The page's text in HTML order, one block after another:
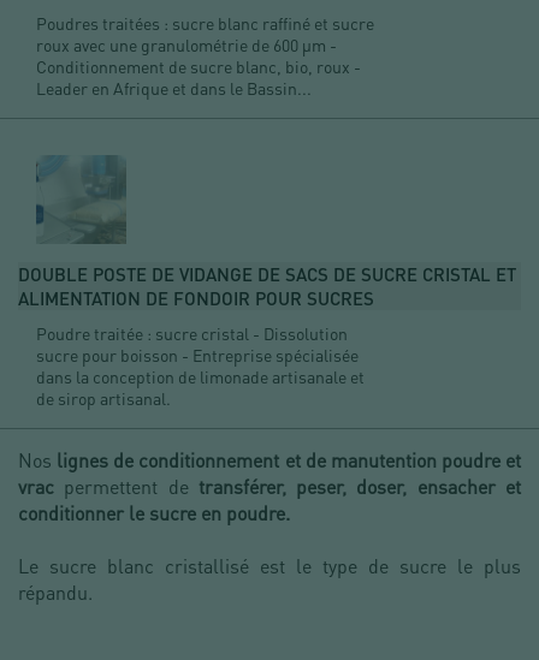
Poudres traitées : sucre blanc raffiné et sucre
roux avec une granulométrie de 600 µm -
Conditionnement de sucre blanc, bio, roux -
Leader en Afrique et dans le Bassin...
DOUBLE POSTE DE VIDANGE DE SACS DE SUCRE CRISTAL ET
ALIMENTATION DE FONDOIR POUR SUCRES
Poudre traitée : sucre cristal - Dissolution
sucre pour boisson - Entreprise spécialisée
dans la conception de limonade artisanale et
de sirop artisanal.
Nos lignes de conditionnement et de manutention poudre et
vrac permettent detransférer, peser, doser, ensacher et
conditionner le sucre en poudre.
Le sucre blanc cristallisé est le type de sucre le plus
répandu.